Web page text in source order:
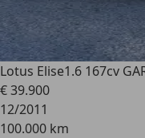
Lotus Elise1.6 167cv
€ 39.900
12/2011
100.000 km